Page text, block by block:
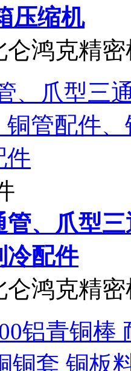
压缩机
仑鸿克精
管、爪型
冷配件
仑鸿克精